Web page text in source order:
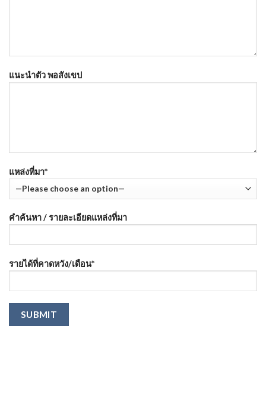
แนะนำตัว พอสังเขป
แหล่งที่มา*
คำค้นหา / รายละเอียดแหล่งที่มา
รายได้ที่คาดหวัง/เดือน*